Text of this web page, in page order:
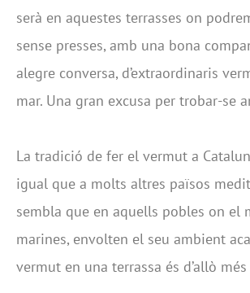
serà en aquestes terrasses on
sense presses, amb una bona
alegre conversa, d’extraordinaris
mar. Una gran excusa per trobar-se
La tradició de fer el vermut a
igual que a molts altres països
sembla que en aquells pobles on el
marines, envolten el seu ambient
vermut en una terrassa és d’allò